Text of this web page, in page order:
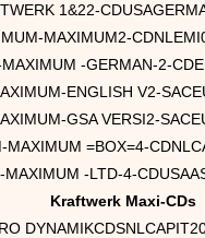
1&22-
MAXIMUM2-
-GERMAN-2-
ENGLISH V2-
GSA VERSI2-
MAXIMUM =BOX=4-
MAXIMUM -LTD-4-
Kraftwerk Maxi-CDs